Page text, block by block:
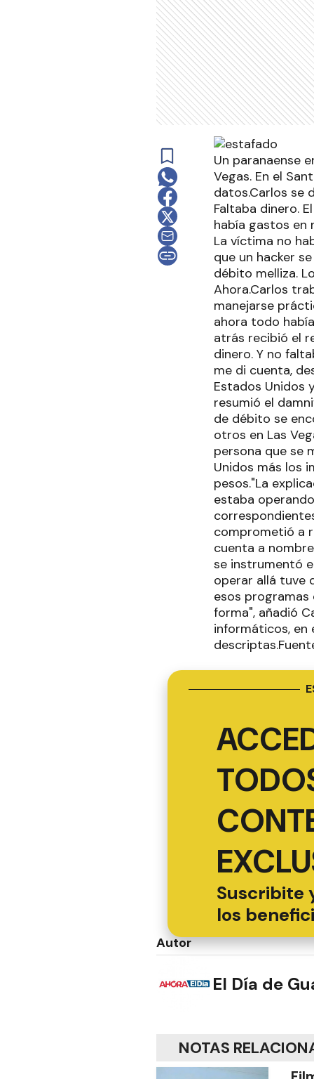
Un paranaense
Vegas. En el
datos.Carlos se
Faltaba dinero.
había gastos en
La víctima no
que un hacker
débito melliza.
Ahora.Carlos
manejarse
ahora todo
atrás recibió el
dinero. Y no
me di cuenta,
Estados Unidos
resumió el
de débito se
otros en Las
persona que se
Unidos más los
pesos."La
estaba
comprometió a
cuenta a
se instrumentó
operar allá tuve
esos
forma", añadió
informáticos, en
Suscribite
los
Autor
El Día de
NOTAS